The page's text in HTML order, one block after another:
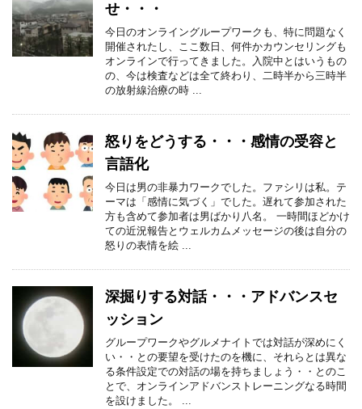
せ・・・
今日のオンライングループワークも、特に問題なく
開催されたし、ここ数日、何件かカウンセリングも
オンラインで行ってきました。入院中とはいうもの
の、今は検査などは全て終わり、二時半から三時半
の放射線治療の時 ...
怒りをどうする・・・感情の受容と
言語化
今日は男の非暴力ワークでした。ファシリは私。テ
ーマは「感情に気づく」でした。遅れて参加された
方も含めて参加者は男ばかり八名。 一時間ほどかけ
ての近況報告とウェルカムメッセージの後は自分の
怒りの表情を絵 ...
深掘りする対話・・・アドバンスセ
ッション
グループワークやグルメナイトでは対話が深めにく
い・・との要望を受けたのを機に、それらとは異な
る条件設定での対話の場を持ちましょう・・とのこ
とで、オンラインアドバンストレーニングなる時間
を設けました。 ...